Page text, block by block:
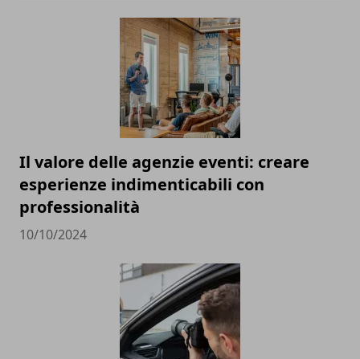
Il valore delle agenzie eventi: creare
esperienze indimenticabili con
professionalità
10/10/2024